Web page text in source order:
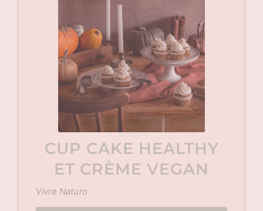
CUP CAKE HEALTHY
ET CRÈME VEGAN
Vivre Naturo